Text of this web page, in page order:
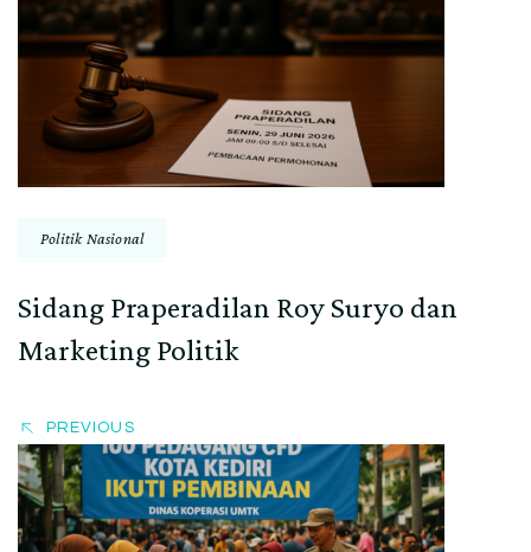
Navigation
Politik Nasional
Sidang Praperadilan Roy Suryo dan
Marketing Politik
PREVIOUS